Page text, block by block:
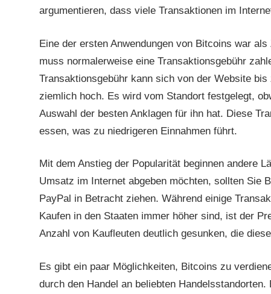
argumentieren, dass viele Transaktionen im
Eine der ersten Anwendungen von Bitcoins war
muss normalerweise eine Transaktionsgebühr
Transaktionsgebühr kann sich von der Website
ziemlich hoch. Es wird vom Standort festgelegt,
Auswahl der besten Anklagen für ihn hat. Diese
essen, was zu niedrigeren Einnahmen führt.
Mit dem Anstieg der Popularität beginnen andere
Umsatz im Internet abgeben möchten, sollten Sie
PayPal in Betracht ziehen. Während einige
Kaufen in den Staaten immer höher sind, ist der
Anzahl von Kaufleuten deutlich gesunken, die
Es gibt ein paar Möglichkeiten, Bitcoins zu
durch den Handel an beliebten